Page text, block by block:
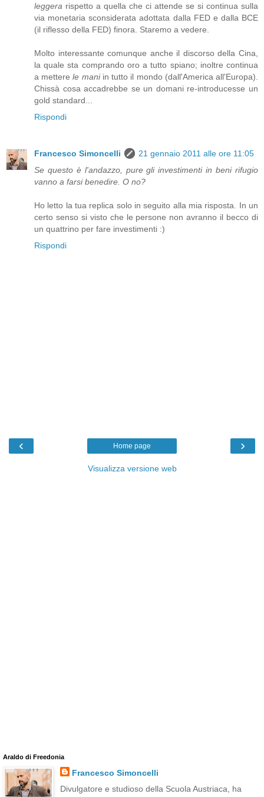
leggera rispetto a quella che ci attende se si continua sulla
via monetaria sconsiderata adottata dalla FED e dalla BCE
(il riflesso della FED) finora. Staremo a vedere.
Molto interessante comunque anche il discorso della Cina,
la quale sta comprando oro a tutto spiano; inoltre continua
a metterele maniin tutto il mondo (dall'America all'Europa).
Chissà cosa accadrebbe se un domani re-introducesse un
gold standard...
Rispondi
Francesco Simoncelli
21 gennaio 2011 alle ore 11:05
Se questo è l'andazzo, pure gli investimenti in beni rifugio
vanno a farsi benedire. O no?
Ho letto la tua replica solo in seguito alla mia risposta. In un
certo senso si visto che le persone non avranno il becco di
un quattrino per fare investimenti :)
Rispondi
‹ ›
Home page
Visualizza versione web
Araldo di Freedonia
Francesco Simoncelli
Divulgatore e studioso della Scuola Austriaca, ha